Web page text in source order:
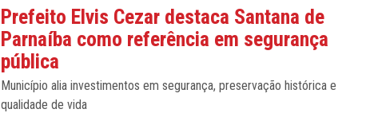
Prefeito Elvis Cezar destaca Santana de
Parnaíba como referência em segurança
pública
Município alia investimentos em segurança, preservação histórica e
qualidade de vida